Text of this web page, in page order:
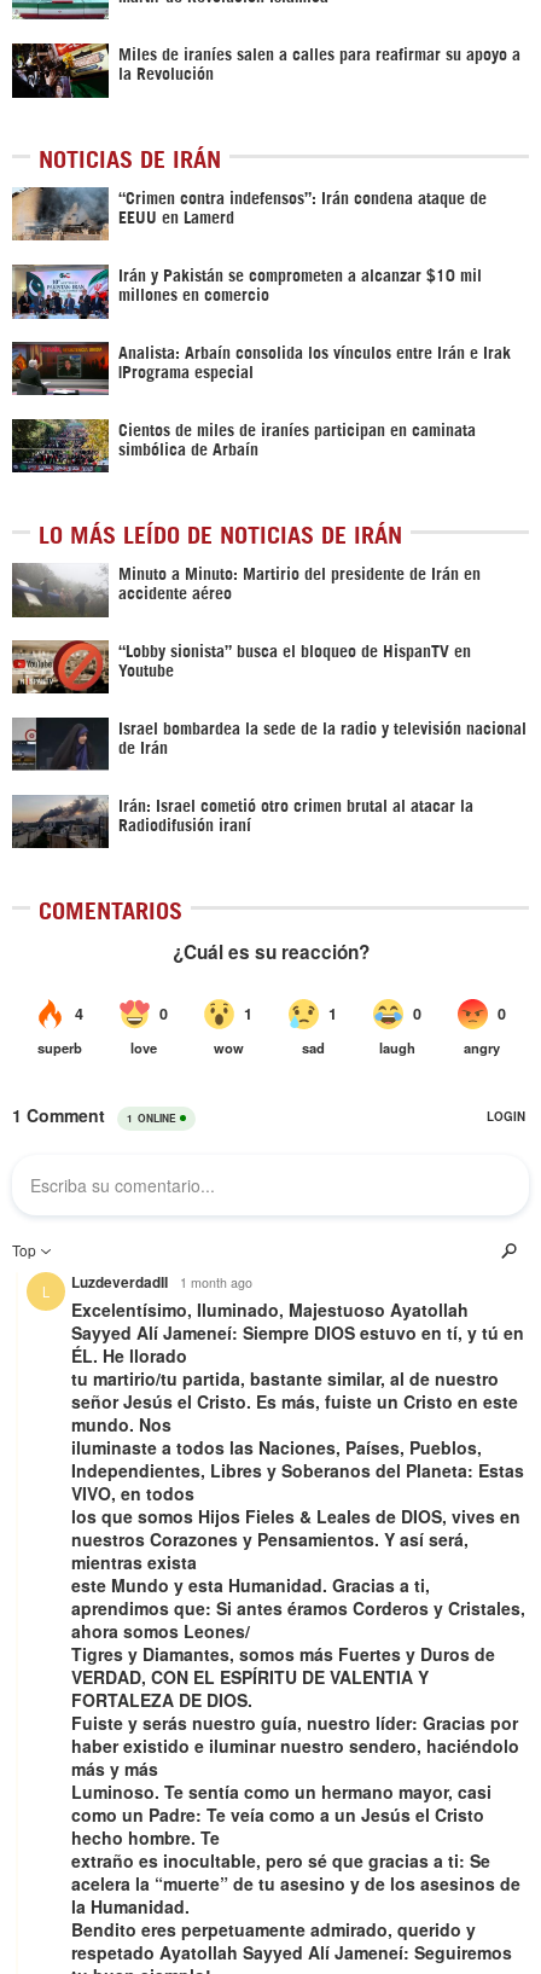
Miles de iraníes salen a calles para reafirmar su apoyo a
la Revolución
NOTICIAS DE IRÁN
“Crimen contra indefensos”: Irán condena ataque de
EEUU en Lamerd
Irán y Pakistán se comprometen a alcanzar $10 mil
millones en comercio
Analista: Arbaín consolida los vínculos entre Irán e Irak
|Programa especial
Cientos de miles de iraníes participan en caminata
simbólica de Arbaín
LO MÁS LEÍDO DE NOTICIAS DE IRÁN
Minuto a Minuto: Martirio del presidente de Irán en
accidente aéreo
“Lobby sionista” busca el bloqueo de HispanTV en
Youtube
Israel bombardea la sede de la radio y televisión nacional
de Irán
Irán: Israel cometió otro crimen brutal al atacar la
Radiodifusión iraní
COMENTARIOS